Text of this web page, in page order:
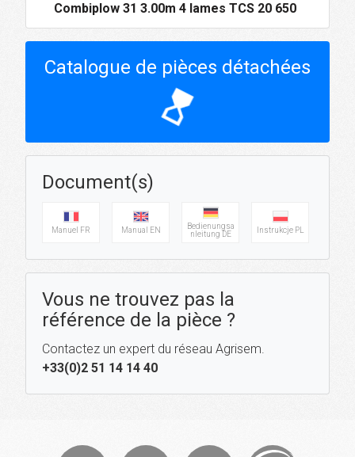
Combiplow 31 3.00m 4 lames TCS 20 650
Catalogue de pièces détachées
hourglass_top
Document(s)
Manuel FR Manual EN
Bedienungsa
nleitung DE
Instrukcje PL
Vous ne trouvez pas la
référence de la pièce ?
Contactez un expert du réseau Agrisem.
+33(0)2 51 14 14 40